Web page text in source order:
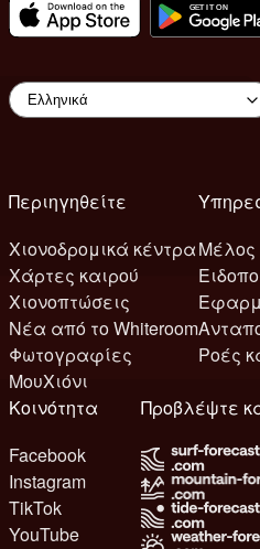
Περιηγηθείτε
Χιονοδρομικά κέντρα
Χάρτες καιρού
Χιονοπτώσεις
Νέα από το Whiteroom
Φωτογραφίες
ΜουΧιόνι
Μέλος
Ροές
Κοινότητα
Facebook
Instagram
TikTok
YouTube
Προβλέψτε